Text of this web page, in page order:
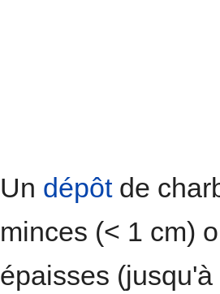
Un dépôtde
minces (< 1 cm)
épaisses